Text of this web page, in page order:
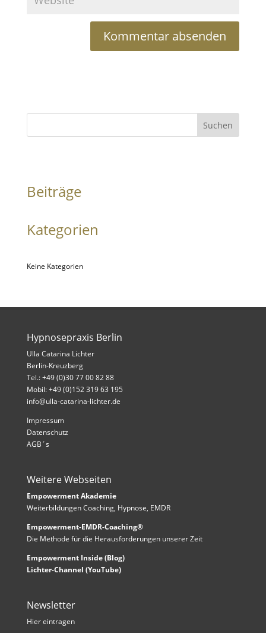
Suchen
Beiträge
Kategorien
Keine Kategorien
Hypnosepraxis Berlin
Ulla Catarina Lichter
Berlin-Kreuzberg
Tel.: +49 (0)30 77 00 82 88
Mobil: +49 (0)152 319 63 195
info@ulla-catarina-lichter.de
Impressum
Datenschutz
AGB´s
Weitere Webseiten
Empowerment Akademie
Weiterbildungen Coaching, Hypnose, EMDR
Empowerment-EMDR-Coaching®
Die Methode für die Herausforderungen unserer Zeit
Empowerment Inside (Blog)
Lichter-Channel (YouTube)
Newsletter
Hier eintragen